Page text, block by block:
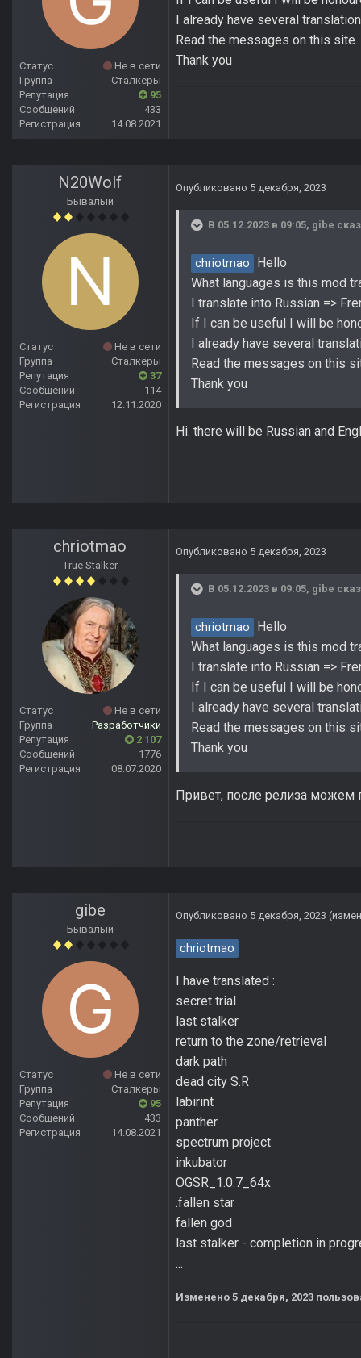
Статус
Не в сети
Группа
Сталкеры
Репутация
95
Сообщений
433
Регистрация
14.08.2021
I already have several
Read the messages on this site.
Thank you
N20Wolf
Бывалый
Статус
Не в сети
Группа
Сталкеры
Репутация
37
Сообщений
114
Регистрация
12.11.2020
Опубликовано 5 декабря, 2023
В 05.12.2023 в 09:05, gibe
chriotmao
Hello
What languages is this mod
I translate into Russian =>
If I can be useful I will be
I already have several
Read the messages on this
Thank you
Hi. there will be Russian and
chriotmao
True Stalker
Статус
Не в сети
Группа
Разработчики
Репутация
2 107
Сообщений
1776
Регистрация
08.07.2020
Опубликовано 5 декабря, 2023
В 05.12.2023 в 09:05, gibe
chriotmao
Hello
What languages is this mod
I translate into Russian =>
If I can be useful I will be
I already have several
Read the messages on this
Thank you
Привет, после релиза можем
gibe
Бывалый
Статус
Не в сети
Группа
Сталкеры
Репутация
95
Сообщений
433
Регистрация
14.08.2021
Опубликовано 5 декабря, 2023
chriotmao
I have translated :
secret trial
last stalker
return to the zone/retrieval
dark path
dead city S.R
labirint
panther
spectrum project
inkubator
OGSR_1.0.7_64x
.fallen star
fallen god
last stalker - completion in
...
Изменено 5 декабря, 2023